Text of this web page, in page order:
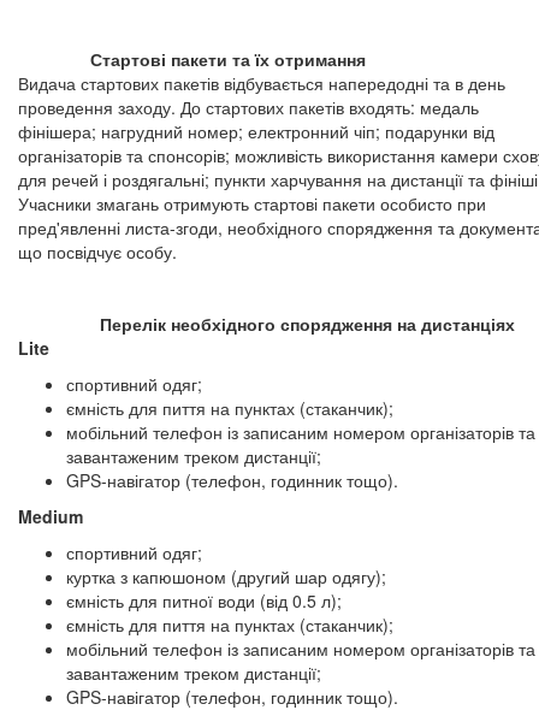
Стартові пакети та їх отримання
Видача стартових пакетів відбувається напередодні та в день
проведення заходу. До стартових пакетів входять: медаль
фінішера; нагрудний номер; електронний чіп; подарунки від
організаторів та спонсорів; можливість використання камери
для речей і роздягальні; пункти харчування на дистанції та
Учасники змагань отримують стартові пакети особисто при
пред'явленні листа-згоди, необхідного спорядження та
що посвідчує особу.
Перелік необхідного спорядження на дистанціях
Lite
спортивний одяг;
ємність для пиття на пунктах (стаканчик);
мобільний телефон із записаним номером організаторів та
завантаженим треком дистанції;
GPS-навігатор (телефон, годинник тощо).
Medium
спортивний одяг;
куртка з капюшоном (другий шар одягу);
ємність для питної води (від 0.5 л);
ємність для пиття на пунктах (стаканчик);
мобільний телефон із записаним номером організаторів та
завантаженим треком дистанції;
GPS-навігатор (телефон, годинник тощо).